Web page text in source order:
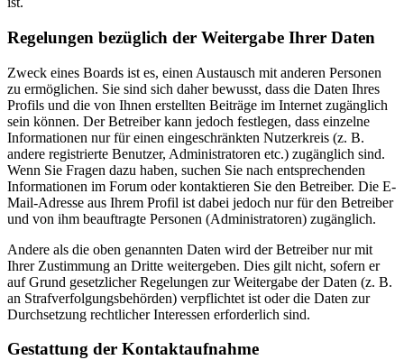
Regelungen bezüglich der Weitergabe Ihrer Daten
Zweck eines Boards ist es, einen Austausch mit anderen Personen
zu ermöglichen. Sie sind sich daher bewusst, dass die Daten Ihres
Profils und die von Ihnen erstellten Beiträge im Internet zugänglich
sein können. Der Betreiber kann jedoch festlegen, dass einzelne
Informationen nur für einen eingeschränkten Nutzerkreis (z. B.
andere registrierte Benutzer, Administratoren etc.) zugänglich sind.
Wenn Sie Fragen dazu haben, suchen Sie nach entsprechenden
Informationen im Forum oder kontaktieren Sie den Betreiber. Die E-
Mail-Adresse aus Ihrem Profil ist dabei jedoch nur für den Betreiber
und von ihm beauftragte Personen (Administratoren) zugänglich.
Andere als die oben genannten Daten wird der Betreiber nur mit
Ihrer Zustimmung an Dritte weitergeben. Dies gilt nicht, sofern er
auf Grund gesetzlicher Regelungen zur Weitergabe der Daten (z. B.
an Strafverfolgungsbehörden) verpflichtet ist oder die Daten zur
Durchsetzung rechtlicher Interessen erforderlich sind.
Gestattung der Kontaktaufnahme